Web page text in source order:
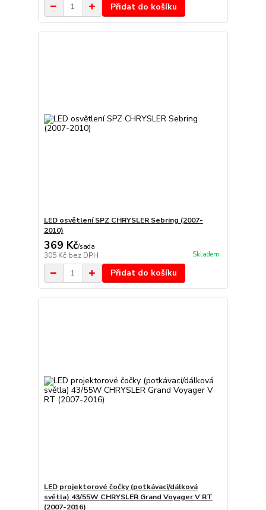
Přidat do košíku
LED osvětlení SPZ CHRYSLER Sebring (2007-
2010)
369 Kč/sada
305 Kč bez DPH Skladem
Přidat do košíku
LED projektorové čočky (potkávací/dálková
světla) 43/55W CHRYSLER Grand Voyager V RT
(2007-2016)